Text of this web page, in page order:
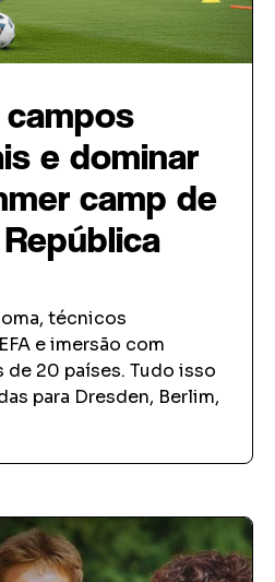
campos
e dominar
camp de
técnicos
e imersão com
20 países. Tudo isso
para Dresden, Berlim,